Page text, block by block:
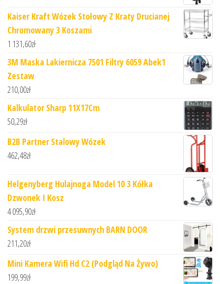
Kaiser Kraft Wózek Stołowy Z Kraty Drucianej
Chromowany 3 Koszami
1 131,60zł
3M Maska Lakiernicza 7501 Filtry 6059 Abek1
Zestaw
210,00zł
Kalkulator Sharp 11X17Cm
50,29zł
B2B Partner Stalowy Wózek
462,48zł
Helgenyberg Hulajnoga Model 10 3 Kółka
Dzwonek I Kosz
4 095,90zł
System drzwi przesuwnych BARN DOOR
211,20zł
Mini Kamera Wifi Hd C2 (Podgląd Na Żywo)
199,99zł